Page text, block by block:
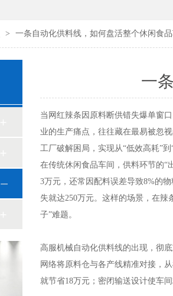
> 一条自动化供料线，如何盘活整个休闲食品
一
当网红辣条因原料断供错失爆单窗
业的生产痛点，往往藏在最易被忽
工厂破解困局，实现从“低效高耗”到
在传统休闲食品车间，供料环节的“
3万元，还常因配料误差导致8%的
失就达250万元。这样的场景，在
子”难题。
高服机械自动化供料线的出现，彻
网络将原料仓与各产线精准对接，
就节省18万元；密闭输送设计使车